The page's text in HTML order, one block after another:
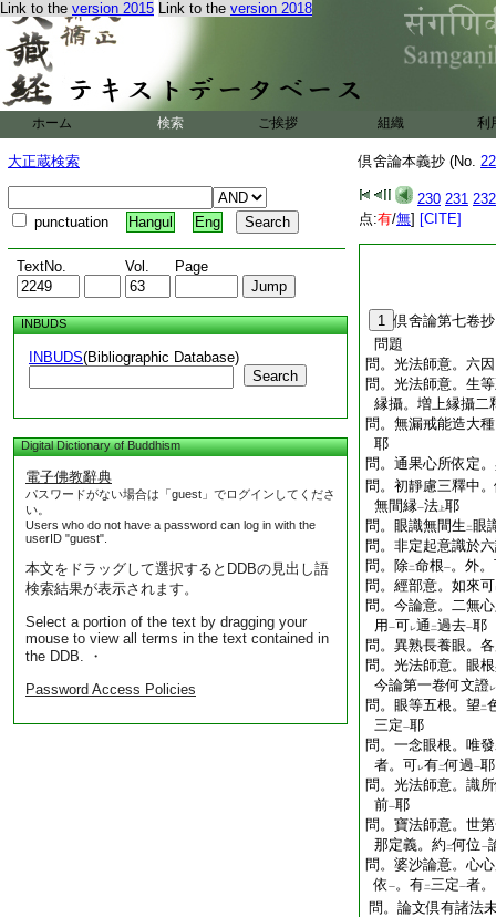
Link to the version 2015 Link to the version 2018
ホーム 検索 ご挨拶 組織 利
大正蔵検索
punctuation Hangul Eng
TextNo. Vol. Page
INBUDS
INBUDS(Bibliographic Database)
Search
Digital Dictionary of Buddhism
電子佛教辭典
パスワードがない場合は「guest」でログインしてくださ
い。
Users who do not have a password can log in with the
userID "guest".
本文をドラッグして選択するとDDBの見出し語
検索結果が表示されます。
Select a portion of the text by dragging your
mouse to view all terms in the text contained in
the DDB. ・
Password Access Policies
倶舍論本義抄 (No.
230 231 232
点:有/無] [CITE]
1 倶舍論第七卷抄
問題
問。光法師意。六
問。光法師意。生
縁攝。増上縁攝二
問。無漏戒能造大
耶
問。通果心所依定
問。初靜慮三釋中
無間縁一法 上耶
問。眼識無間生 二 眼
問。非定起意識於
問。除二命根一。外
問。經部意。如來可
問。今論意。二無
用 一可レ通 二過去一耶
問。異熟長養眼。
問。光法師意。眼
今論第一卷何文證レ
問。眼等五根。望 二
三定一耶
問。一念眼根。唯發
者。可レ有二何過一耶
問。光法師意。識
前一耶
問。寶法師意。世
那定義。約 二何位 一
問。婆沙論意。心
依 一。有二三定一者
問。論文倶有諸法